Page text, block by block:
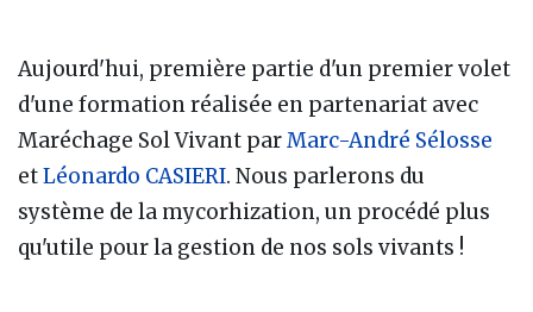
Aujourd'hui, première partie d'un premier volet
d'une formation réalisée en partenariat avec
Maréchage Sol Vivant parMarc-André Sélosse
etLéonardo CASIERI. Nous parlerons du
système de la mycorhization, un procédé plus
qu'utile pour la gestion de nos sols vivants !